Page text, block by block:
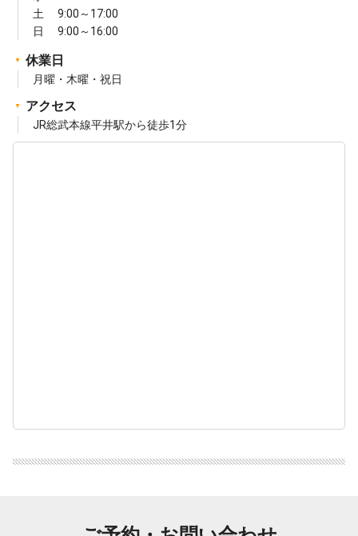
土 9:00～17:00
日 9:00～16:00
休業日
月曜・木曜・祝日
アクセス
JR総武本線平井駅から徒歩1分